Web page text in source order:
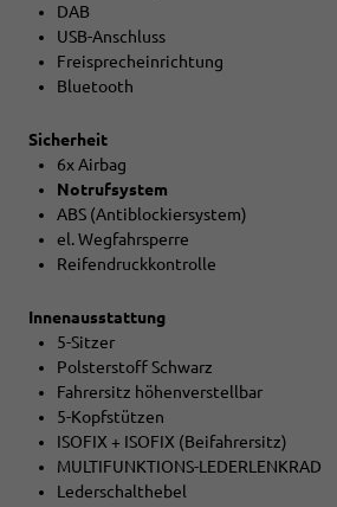
DAB
USB-Anschluss
Freisprecheinrichtung
Bluetooth
Sicherheit
6x Airbag
Notrufsystem
ABS (Antiblockiersystem)
el. Wegfahrsperre
Reifendruckkontrolle
Innenausstattung
5-Sitzer
Polsterstoff Schwarz
Fahrersitz höhenverstellbar
5-Kopfstützen
ISOFIX + ISOFIX (Beifahrersitz)
MULTIFUNKTIONS-LEDERLENKRAD
Lederschalthebel